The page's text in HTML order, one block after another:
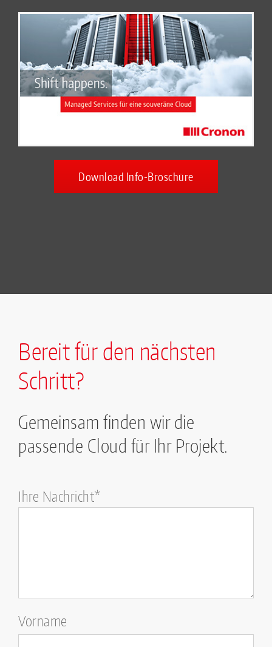
Download Info-Broschüre
Bereit für den nächsten
Schritt?
Gemeinsam finden wir die
passende Cloud für Ihr Projekt.
lasse
Ihre Nachricht*
Vorname